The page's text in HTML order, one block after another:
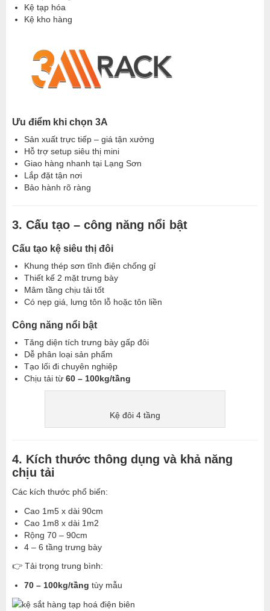
Kệ tạp hóa
Kệ kho hàng
Ưu điểm khi chọn 3A
Sản xuất trực tiếp – giá tận xưởng
Hỗ trợ setup siêu thị mini
Giao hàng nhanh tại Lạng Sơn
Lắp đặt tận nơi
Bảo hành rõ ràng
3. Cấu tạo – công năng nổi bật
Cấu tạo kệ siêu thị đôi
Khung thép sơn tĩnh điện chống gỉ
Thiết kế 2 mặt trưng bày
Mâm tầng chịu tải tốt
Có nẹp giá, lưng tôn lỗ hoặc tôn liền
Công năng nổi bật
Tăng diện tích trưng bày gấp đôi
Dễ phân loại sản phẩm
Tạo lối đi chuyên nghiệp
Chịu tải từ 60 – 100kg/tầng
Kệ đôi 4 tầng
4. Kích thước thông dụng và khả năng
chịu tải
Các kích thước phổ biến:
Cao 1m5 x dài 90cm
Cao 1m8 x dài 1m2
Rộng 70 – 90cm
4 – 6 tầng trưng bày
👉 Tải trọng trung bình:
70 – 100kg/tầng tùy mẫu